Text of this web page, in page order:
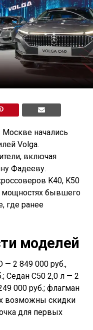
Москве начались
Volga.
включая
Фадееву.
K40, K50
мощностях бывшего
где ранее
моделей
— 2 849 000 руб.,
Седан С50 2,0 л — 2
000 руб.; флагман
возможны скидки
для первых